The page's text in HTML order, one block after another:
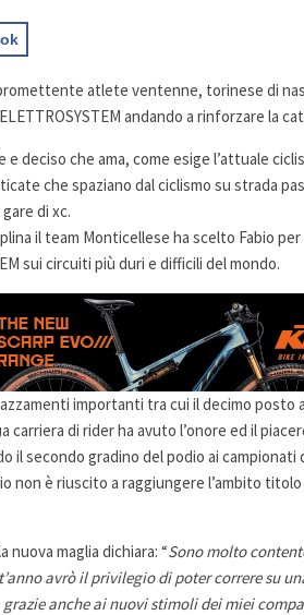
atlete ventenne, torinese di
andando a rinforzare la
deciso che ama, come esige l’attuale
che spaziano dal ciclismo su strada
di xc.
il team Monticellese ha scelto Fabio
sui circuiti più duri e difficili del mondo.
importanti tra cui il decimo posto
carriera di rider ha avuto l’onore ed il
il secondo gradino del podio ai campionati
non è riuscito a raggiungere l’ambito
nuova maglia dichiara: “Sono molto
avrò il privilegio di poter correre su
anche ai nuovi stimoli dei miei